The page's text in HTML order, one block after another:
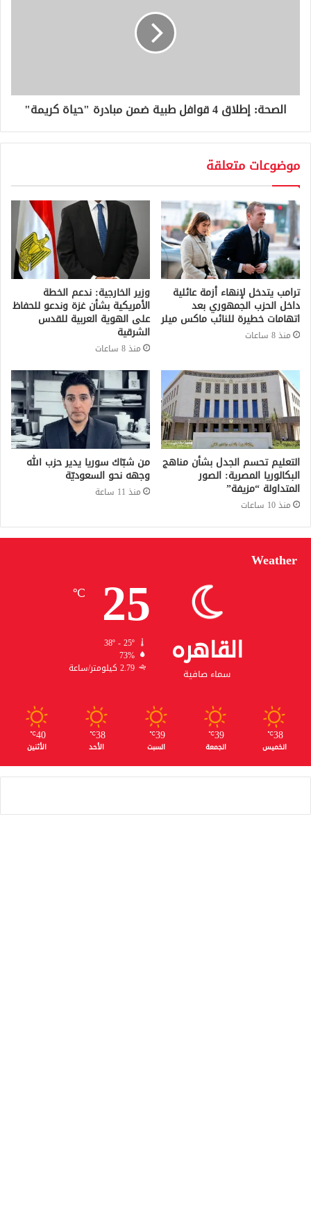
الصحة: إطلاق 4 قوافل طبية ضمن مبادرة "حياة كريمة"
موضوعات متعلقة
ترامب يتدخل لإنهاء أزمة عائلية
داخل الحزب الجمهوري بعد
اتهامات خطيرة للنائب ماكس ميلر
منذ 8 ساعات
وزير الخارجية: ندعم الخطة
الأمريكية بشأن غزة وندعو للحفاظ
على الهوية العربية للقدس
الشرقية
منذ 8 ساعات
التعليم تحسم الجدل بشأن مناهج
البكالوريا المصرية: الصور
المتداولة “مزيفة”
منذ 10 ساعات
من شبّاك سوريا يدير حزب الله
وجهه نحو السعوديّة
منذ 11 ساعة
Weather
القاهره
سماء صافية
25
℃
38º - 25º
73%
2.79 كيلومتر/ساعة
38
℃
الخميس
39
℃
الجمعة
39
℃
السبت
38
℃
الأحد
40
℃
الأثنين